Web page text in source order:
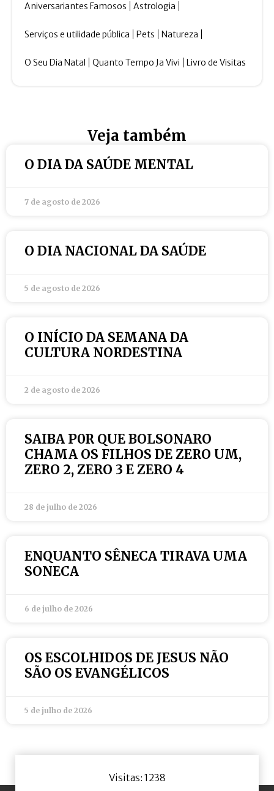
Aniversariantes Famosos Astrologia
Serviços e utilidade pública Pets Natureza
O Seu Dia Natal Quanto Tempo Ja Vivi Livro de Visitas
Veja também
O DIA DA SAÚDE MENTAL
7 de agosto de 2026
O DIA NACIONAL DA SAÚDE
5 de agosto de 2026
O INÍCIO DA SEMANA DA
CULTURA NORDESTINA
2 de agosto de 2026
SAIBA P0R QUE BOLSONARO
CHAMA OS FILHOS DE ZERO UM,
ZERO 2, ZERO 3 E ZERO 4
28 de julho de 2026
ENQUANTO SÊNECA TIRAVA UMA
SONECA
6 de julho de 2026
OS ESCOLHIDOS DE JESUS NÃO
SÃO OS EVANGÉLICOS
5 de julho de 2026
Visitas: 1238